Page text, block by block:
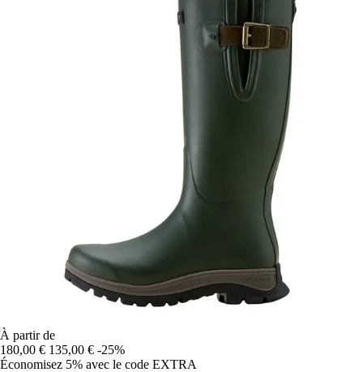
À partir de
180,00 € 135,00 € -25%
Économisez 5% avec le code EXTRA